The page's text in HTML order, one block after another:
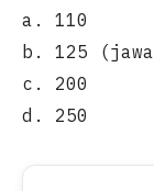
a. 110
b. 125
c. 200
d. 250